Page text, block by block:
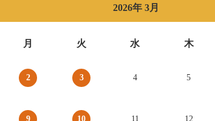
2026年 3月
月 火 水 木
2 3 4 5
9 10 11 12